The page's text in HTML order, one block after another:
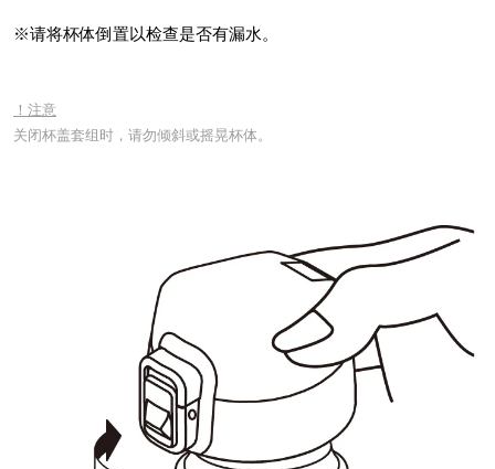
※请将杯体倒置以检查是否有漏水。
！注意
关闭杯盖套组时，请勿倾斜或摇晃杯体。